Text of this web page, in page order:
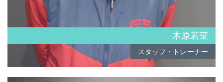
木原若菜
スタッフ・トレーナー